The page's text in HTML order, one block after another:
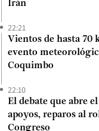
Irán
22:21
Vientos de hasta 70
evento
Coquimbo
22:10
El debate que abre
apoyos, reparos al
Congreso